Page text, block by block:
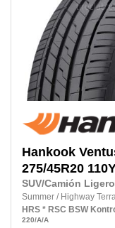
Hankook
275/45R20
SUV/Camión Ligero
Summer / Highway
HRS * RSC BSW
220/A/A